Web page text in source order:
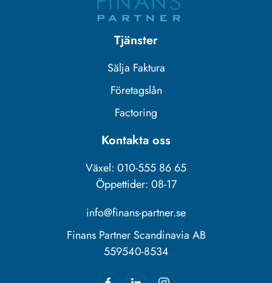
Tjänster
Sälja Faktura
Företagslån
Factoring
Kontakta oss
Växel: 010-555 86 65
Öppettider: 08-17
info@finans-partner.se
Finans Partner Scandinavia AB
559540-8534